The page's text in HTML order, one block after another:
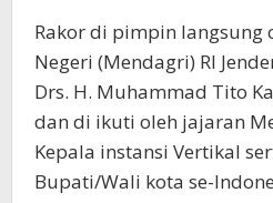
Rakor di pimpin langsung
Negeri (Mendagri) RI
Drs. H. Muhammad Tito
dan di ikuti oleh jajaran
Kepala instansi Vertikal
Bupati/Wali kota se-